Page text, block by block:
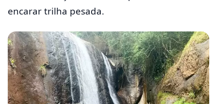
encarar trilha pesada.